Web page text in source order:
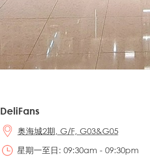
DeliFans
奥海城2期, G/F, G03&G05
星期一至日: 09:30am - 09:30pm